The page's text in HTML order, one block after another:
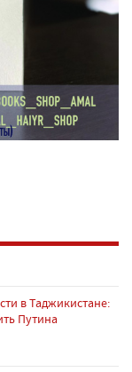
в Таджикистане:
Путина